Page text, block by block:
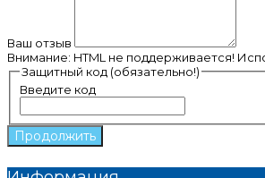
Ваш отзыв
Внимание: HTML не поддерживается!
Защитный код (обязательно!)
Введите код
Продолжить